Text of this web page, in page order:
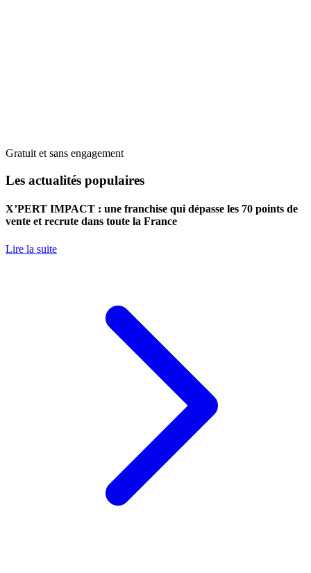
Gratuit et sans engagement
Les actualités populaires
X’PERT IMPACT : une franchise qui dépasse les 70 points de
vente et recrute dans toute la France
Lire la suite